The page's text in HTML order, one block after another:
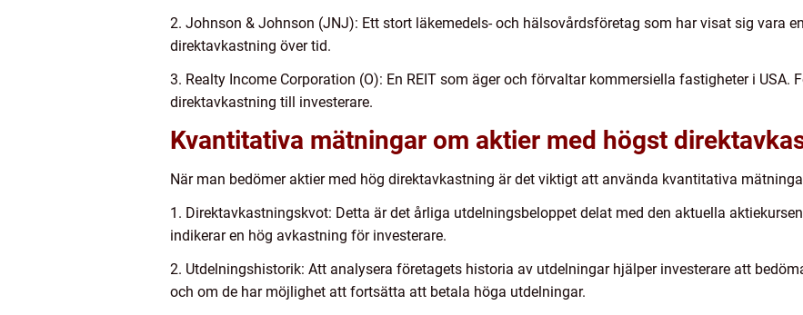
2. Johnson & Johnson (JNJ): Ett stort läkemedels- och hälsovårdsföretag som har visat sig vara
direktavkastning över tid.
3. Realty Income Corporation (O): En REIT som äger och förvaltar kommersiella fastigheter i USA.
direktavkastning till investerare.
Kvantitativa mätningar om aktier med högst
När man bedömer aktier med hög direktavkastning är det viktigt att använda kvantitativa
1. Direktavkastningskvot: Detta är det årliga utdelningsbeloppet delat med den aktuella
indikerar en hög avkastning för investerare.
2. Utdelningshistorik: Att analysera företagets historia av utdelningar hjälper investerare att
och om de har möjlighet att fortsätta att betala höga utdelningar.